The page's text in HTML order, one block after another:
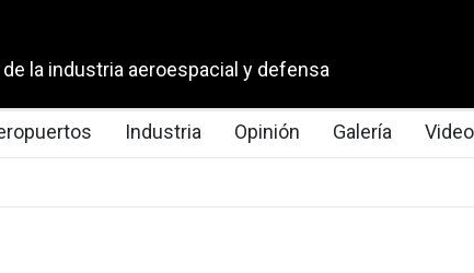
la industria aeroespacial y defensa
Industria Opinión Galería